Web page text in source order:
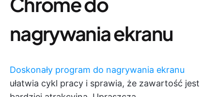
nagrywania ekranu
Doskonały program do nagrywania ekranu
ułatwia cykl pracy i sprawia, że zawartość jest